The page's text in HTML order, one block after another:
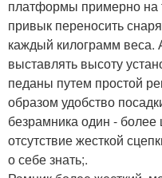
платформы примерно на
привык переносить
каждый килограмм веса.
выставлять высоту
педаны путем простой
образом удобство
безрамника один - более
отсутствие жесткой
о себе знать;.